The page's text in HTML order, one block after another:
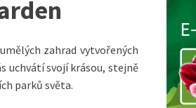
zahrad vytvořených
uchvátí svojí krásou, stejně
parků světa.